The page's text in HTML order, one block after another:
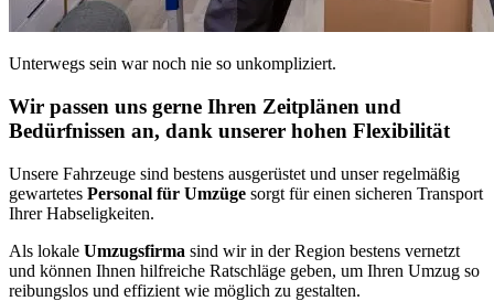
Unterwegs sein war noch nie so unkompliziert.
Wir passen uns gerne Ihren Zeitplänen und
Bedürfnissen an, dank unserer hohen Flexibilität
Unsere Fahrzeuge sind bestens ausgerüstet und unser regelmäßig
gewartetes Personal für Umzüge sorgt für einen sicheren Transport
Ihrer Habseligkeiten.
Als lokale Umzugsfirma sind wir in der Region bestens vernetzt
und können Ihnen hilfreiche Ratschläge geben, um Ihren Umzug so
reibungslos und effizient wie möglich zu gestalten.